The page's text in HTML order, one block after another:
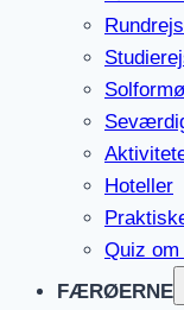
Hoteller
Quiz
FÆRØERNE